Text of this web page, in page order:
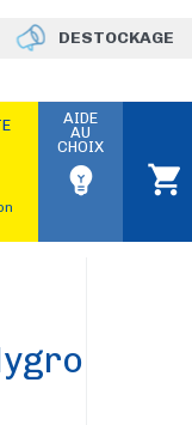
DESTOCKAGE
AIDE
AU
CHOIX
emoji_objects shopping_cart